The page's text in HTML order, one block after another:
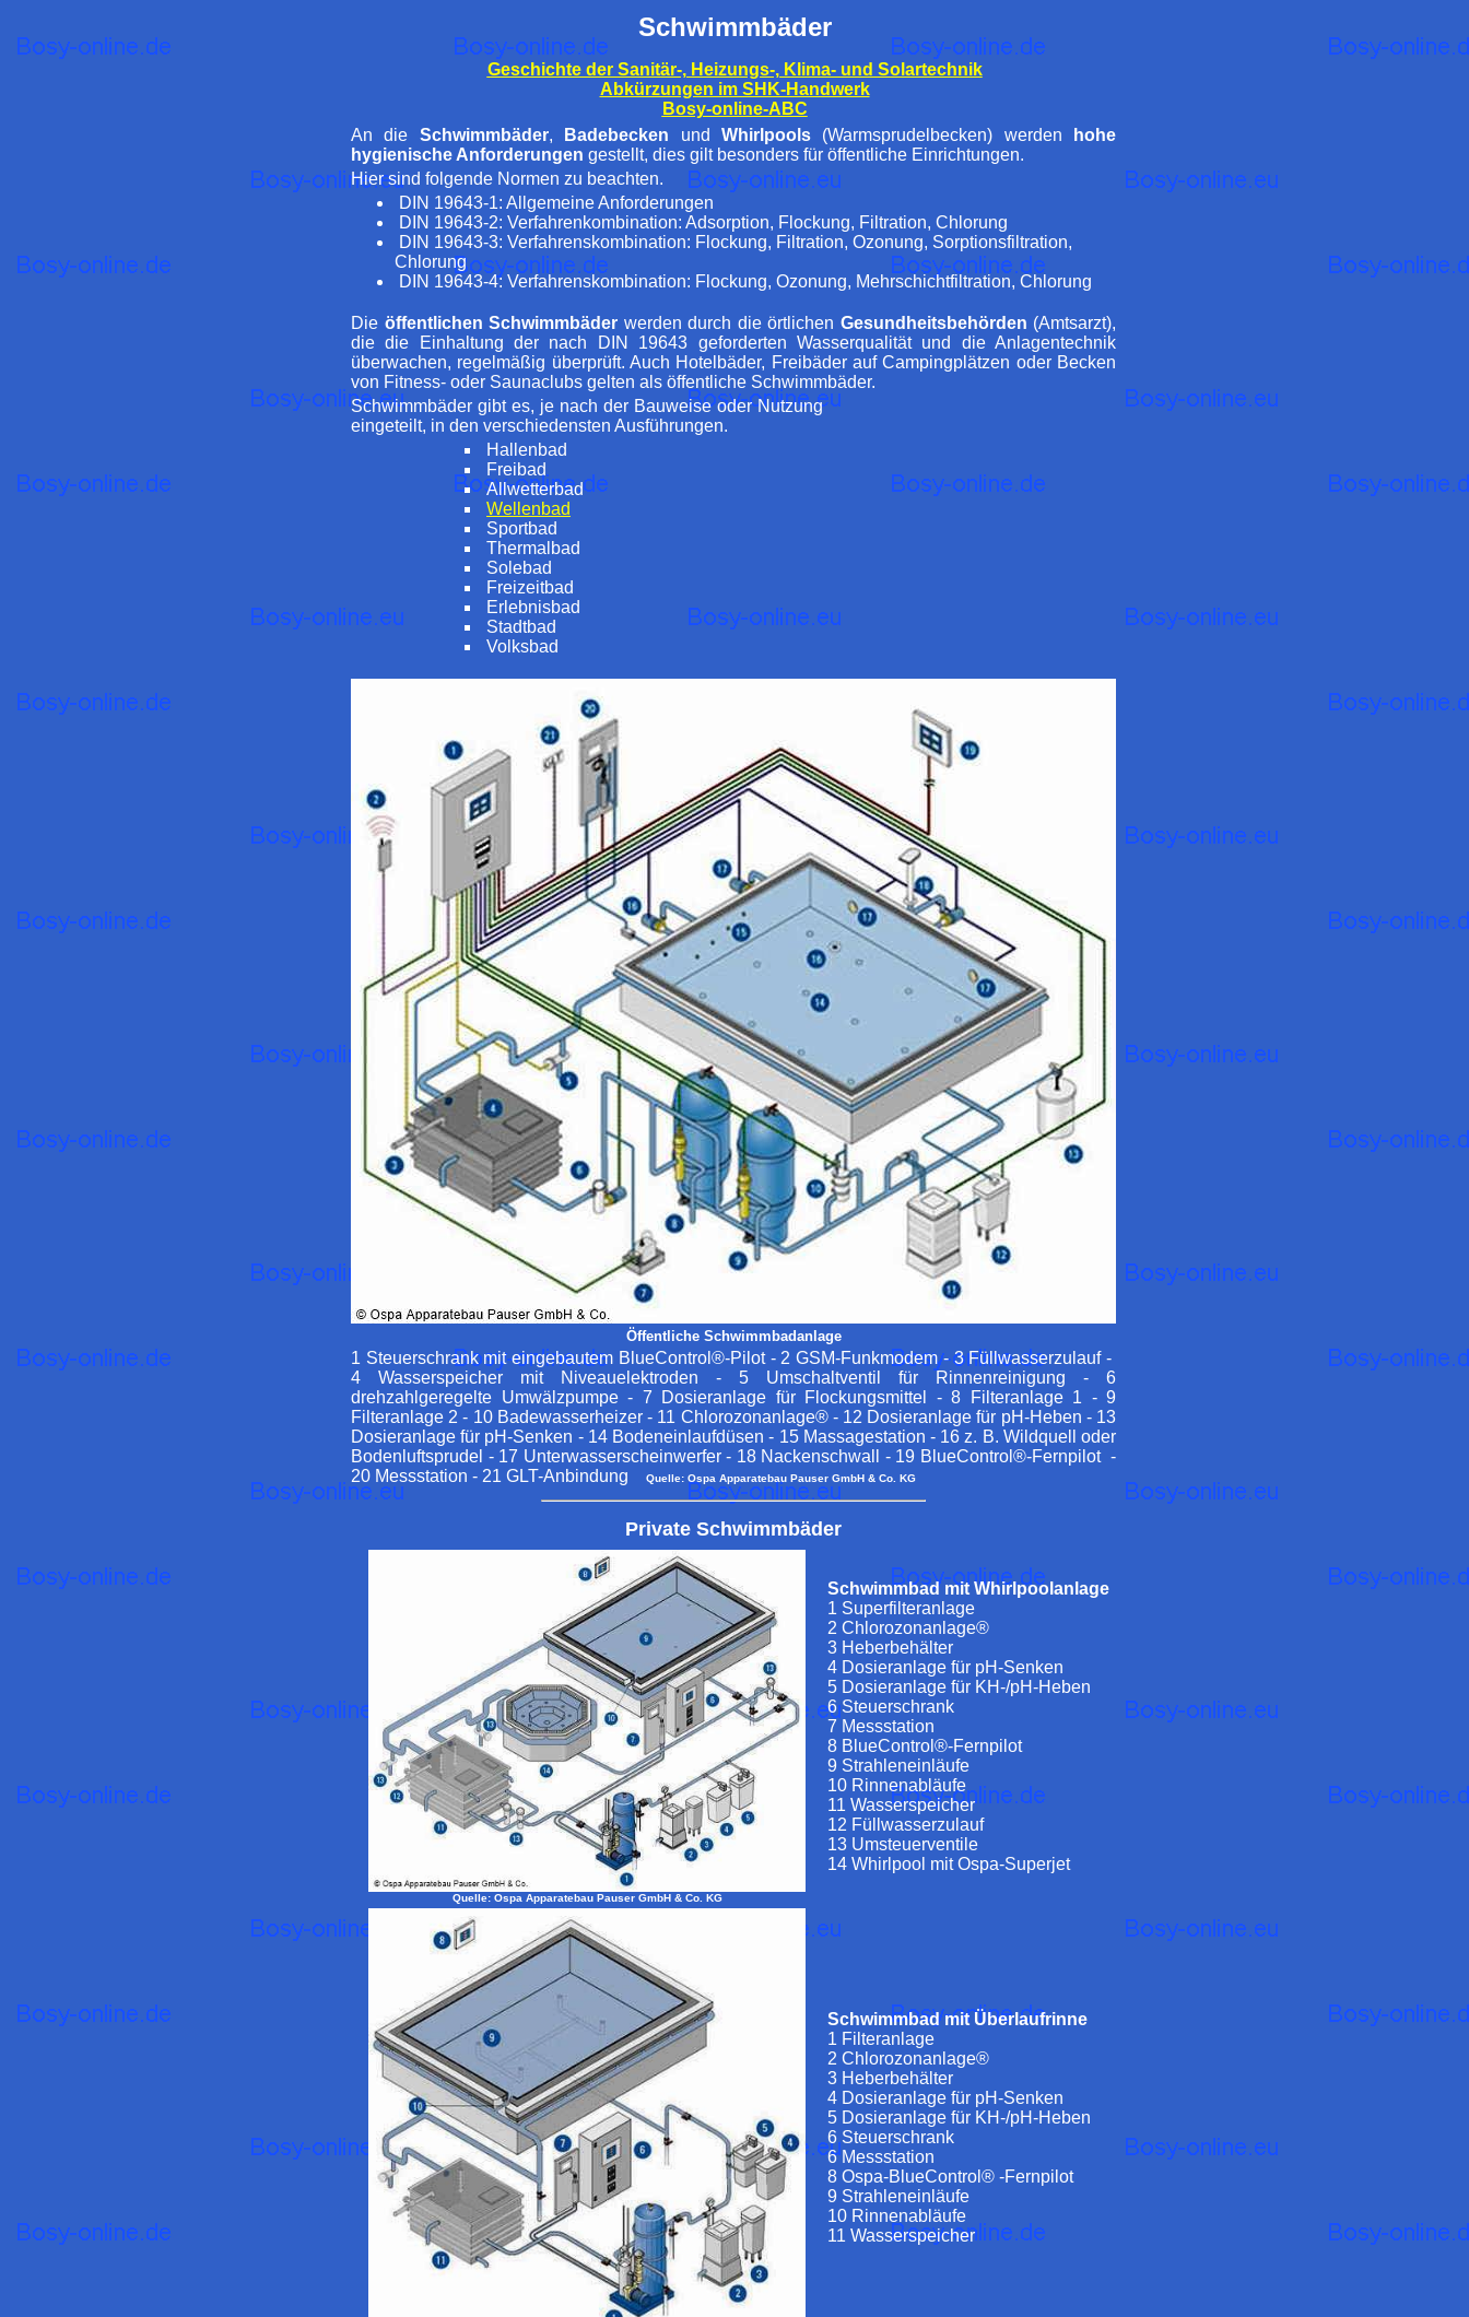
Schwimmbäder
Geschichte der Sanitär-, Heizungs-, Klima- und Solartechnik
Abkürzungen im SHK-Handwerk
Bosy-online-ABC
An die Schwimmbäder, Badebecken und Whirlpools(Warmsprudelbecken) werden
hohe
hygienische Anforderungen gestellt, dies gilt besonders für öffentliche Einrichtungen.
Hier sind folgende Normen zu beachten.
DIN 19643-1: Allgemeine Anforderungen
DIN 19643-2: Verfahrenkombination: Adsorption, Flockung, Filtration, Chlorung
DIN 19643-3: Verfahrenskombination: Flockung, Filtration, Ozonung, Sorptionsfiltration,
Chlorung
DIN 19643-4: Verfahrenskombination: Flockung, Ozonung, Mehrschichtfiltration, Chlorung
Die öffentlichen Schwimmbäder werden durch die örtlichen Gesundheitsbehörden (Amtsarzt),
die die Einhaltung der nach DIN 19643 geforderten Wasserqualität und die Anlagentechnik
überwachen, regelmäßig überprüft. Auch Hotelbäder, Freibäder auf Campingplätzen oder Becken
von Fitness- oder Saunaclubs gelten als öffentliche Schwimmbäder.
Schwimmbäder gibt es, je nach der Bauweise oder Nutzung
eingeteilt, in den verschiedensten Ausführungen.
Hallenbad
Freibad
Allwetterbad
Wellenbad
Sportbad
Thermalbad
Solebad
Freizeitbad
Erlebnisbad
Stadtbad
Volksbad
Öffentliche Schwimmbadanlage
1 Steuerschrank mit eingebautem BlueControl®-Pilot - 2 GSM-Funkmodem - 3 Füllwasserzulauf -
4 Wasserspeicher mit Niveauelektroden - 5 Umschaltventil für Rinnenreinigung - 6
drehzahlgeregelte Umwälzpumpe - 7 Dosieranlage für Flockungsmittel - 8 Filteranlage 1 - 9
Filteranlage 2 - 10 Badewasserheizer - 11 Chlorozonanlage® - 12 Dosieranlage für pH-Heben - 13
Dosieranlage für pH-Senken - 14 Bodeneinlaufdüsen - 15 Massagestation - 16 z. B. Wildquell oder
Bodenluftsprudel - 17 Unterwasserscheinwerfer - 18 Nackenschwall - 19 BlueControl®-Fernpilot -
20 Messstation - 21 GLT-Anbindung
Quelle: Ospa Apparatebau Pauser GmbH & Co. KG
Private Schwimmbäder
Quelle: Ospa Apparatebau Pauser GmbH & Co. KG
Schwimmbad mit Whirlpoolanlage
1 Superfilteranlage
2 Chlorozonanlage®
3 Heberbehälter
4 Dosieranlage für pH-Senken
5 Dosieranlage für KH-/pH-Heben
6 Steuerschrank
7 Messstation
8 BlueControl®-Fernpilot
9 Strahleneinläufe
10 Rinnenabläufe
11 Wasserspeicher
12 Füllwasserzulauf
13 Umsteuerventile
14 Whirlpool mit Ospa-Superjet
Schwimmbad mit Überlaufrinne
1 Filteranlage
2 Chlorozonanlage®
3 Heberbehälter
4 Dosieranlage für pH-Senken
5 Dosieranlage für KH-/pH-Heben
6 Steuerschrank
6 Messstation
8 Ospa-BlueControl® -Fernpilot
9 Strahleneinläufe
10 Rinnenabläufe
11 Wasserspeicher